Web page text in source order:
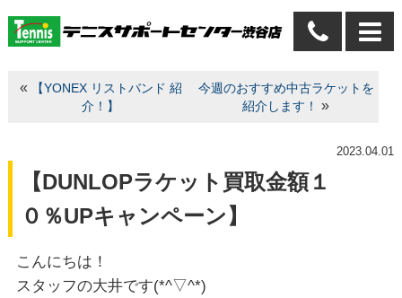
«
【YONEX リストバンド 紹
介！】
今週のおすすめ中古ラケットを
紹介します！
»
2023.04.01
【DUNLOPラケット買取金額１
０％UPキャンペーン】
こんにちは！
スタッフの大井です(*^▽^*)